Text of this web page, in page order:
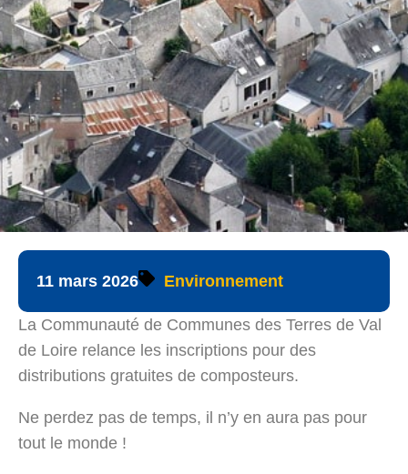
11 mars 2026 Environnement
La Communauté de Communes des Terres de Val
de Loire relance les inscriptions pour des
distributions gratuites de composteurs.
Ne perdez pas de temps, il n’y en aura pas pour
tout le monde !